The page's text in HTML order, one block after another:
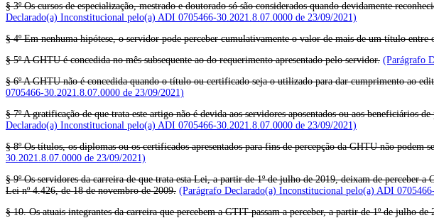
§ 3º Os cursos de especialização, mestrado e doutorado só são considerados quando devidamente
Declarado(a) Inconstitucional pelo(a) ADI 0705466-30.2021.8.07.0000 de 23/09/2021)
§ 4º Em nenhuma hipótese, o servidor pode perceber cumulativamente o valor de mais de um título entre
§ 5º A GHTU é concedida no mês subsequente ao do requerimento apresentado pelo servidor. (Parágrafo
§ 6º A GHTU não é concedida quando o título ou certificado seja o utilizado para dar cumprimento ao
0705466-30.2021.8.07.0000 de 23/09/2021)
§ 7º A gratificação de que trata este artigo não é devida aos servidores aposentados ou aos beneficiários
Declarado(a) Inconstitucional pelo(a) ADI 0705466-30.2021.8.07.0000 de 23/09/2021)
§ 8º Os títulos, os diplomas ou os certificados apresentados para fins de percepção da GHTU não podem
30.2021.8.07.0000 de 23/09/2021)
§ 9º Os servidores da carreira de que trata esta Lei, a partir de 1º de julho de 2019, deixam de
Lei nº 4.426, de 18 de novembro de 2009. (Parágrafo Declarado(a) Inconstitucional pelo(a) ADI
§ 10. Os atuais integrantes da carreira que percebem a GTIT passam a perceber, a partir de 1º de julho